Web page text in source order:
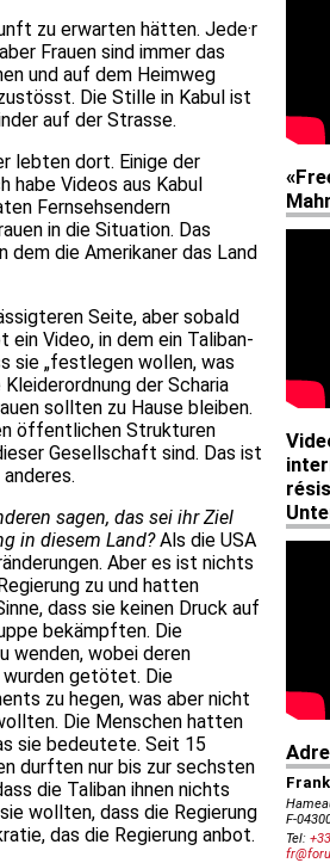
zu erwarten hätten. Jede·r
Frauen sind immer das
und auf dem Heimweg
Die Stille in Kabul ist
auf der Strasse.
lebten dort. Einige der
habe Videos aus Kabul
Fernsehsendern
in die Situation. Das
dem die Amerikaner das Land
Seite, aber sobald
ein Video, in dem ein Taliban-
sie „festlegen wollen, was
der Scharia
sollten zu Hause bleiben.
öffentlichen Strukturen
Gesellschaft sind. Das ist
sagen, das sei ihr Ziel
in diesem Land?Als die USA
Aber es ist nichts
zu und hatten
dass sie keinen Druck auf
bekämpften. Die
wenden, wobei deren
wurden getötet. Die
zu hegen, was aber nicht
Die Menschen hatten
sie bedeutete. Seit 15
durften nur bis zur sechsten
die Taliban ihnen nichts
wollten, dass die Regierung
das die Regierung anbot.